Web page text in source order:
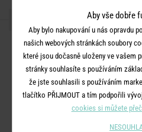
DETAILY
Rozměry:průměr
Materiál:
Další informace:Ručně tkané,
od
Dodáváno
Aby vše dobře
Aby bylo nakupování u nás opravdu
našich webových stránkách soubory
které jsou dočasně uloženy ve vašem
stránky souhlasíte s používáním
že jste souhlasili s používáním
tlačítko PŘIJMOUT a tím podpořili
cookies si můžete